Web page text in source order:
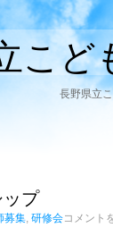
こど
長野県立
ップ
募集 研修会8/4･
5
コメント